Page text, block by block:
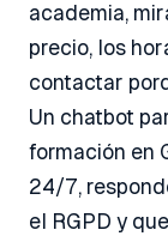
academia,
precio, los
contactar
Un chatbot
formación en
24/7,
el RGPD y